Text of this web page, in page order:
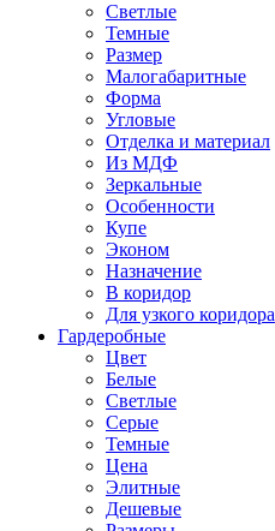
Светлые
Темные
Размер
Малогабаритные
Форма
Угловые
Отделка и материал
Из МДФ
Зеркальные
Особенности
Купе
Эконом
Назначение
В коридор
Для узкого коридора
Гардеробные
Цвет
Белые
Светлые
Серые
Темные
Цена
Элитные
Дешевые